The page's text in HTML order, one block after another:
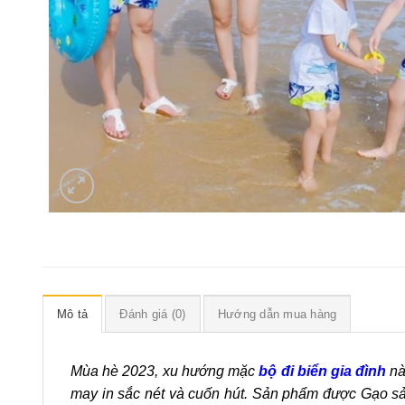
Mô tả Đánh giá (0) Hướng dẫn mua hàng
Mùa hè 2023, xu hướng mặcbộ đi biển gia đình
may in sắc nét và cuốn hút. Sản phẩm được Gạo